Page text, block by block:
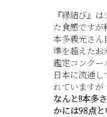
『縁結び』
た食感ですが
本多義光さん
準を超えたお
鑑定コンクー
日本に流通し
れていますが
なんと!!本多
かには98点